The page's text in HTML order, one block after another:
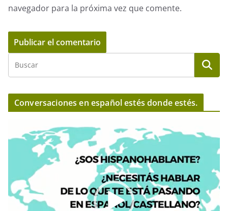
navegador para la próxima vez que comente.
Conversaciones en español estés donde estés.
e
d